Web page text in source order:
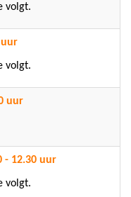
volgt.
uur
volgt.
uur
- 12.30 uur
volgt.